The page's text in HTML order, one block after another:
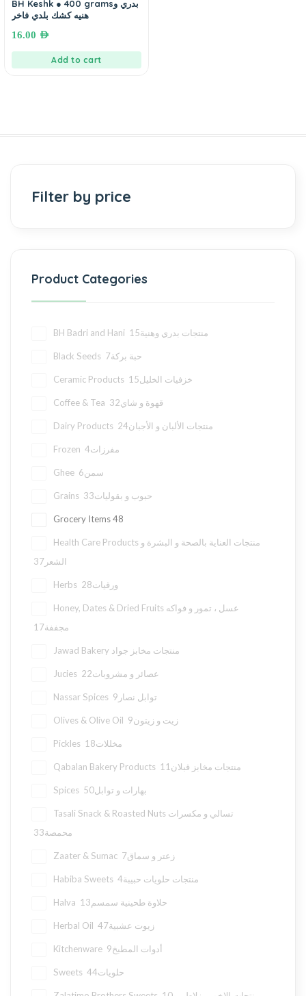
BH Keshk ● 400 gramsبدري و
هنيه كشك بلدي فاخر
16.00 AED
Add to cart
Filter by price
Product Categories
BH Badri and Hani منتجات بدري وهنية15
Black Seeds حبة بركة7
Ceramic Products خزفيات الخليل15
Coffee & Tea قهوة و شاي32
Dairy Products منتجات الألبان و الأجبان24
Frozen مفرزات4
Ghee سمن6
Grains حبوب و بقوليات33
Grocery Items 48
Health Care Products منتجات العناية بالصحة و البشرة و
الشعر 37
Herbs ورقيات28
Honey, Dates & Dried Fruits عسل ، تمور و فواكه
مجففة17
Jawad Bakery منتجات مخابز جواد
Jucies عصائر و مشروبات22
Nassar Spices توابل نصار 9
Olives & Olive Oil زيت و زيتون9
Pickles مخللات18
Qabalan Bakery Products منتجات مخابز قبلان 11
Spices بهارات و توابل50
Tasali Snack & Roasted Nuts تسالي و مكسرات
محمصة33
Zaater & Sumac زعتر و سماق7
Habiba Sweets منتجات حلويات حبيبة4
Halva حلاوة طحينية سمسم13
Herbal Oil زيوت عشبية47
Kitchenware أدوات المطبخ9
Sweets حلويات44